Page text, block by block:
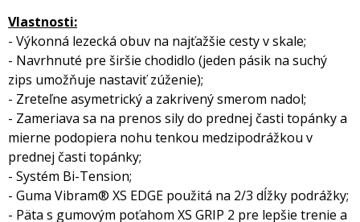
Vlastnosti:
- Výkonná lezecká obuv na najťažšie cesty v skale;
- Navrhnuté pre širšie chodidlo (jeden pásik na suchý
zips umožňuje nastaviť zúženie);
- Zreteľne asymetrický a zakrivený smerom nadol;
- Zameriava sa na prenos sily do prednej časti topánky a
mierne podopiera nohu tenkou medzipodrážkou v
prednej časti topánky;
- Systém Bi-Tension;
- Guma Vibram® XS EDGE použitá na 2/3 dĺžky podrážky;
- Päta s gumovým poťahom XS GRIP 2 pre lepšie trenie a